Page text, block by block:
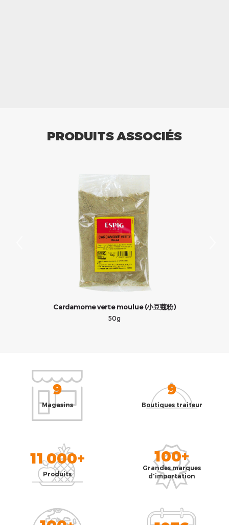
PRODUITS ASSOCIÉS
Cardamome verte moulue (小豆蔻粉)
50g
9
Magasins
9
Boutiques traiteur
11 000+
Produits
100+
Grandes marques
d'importation